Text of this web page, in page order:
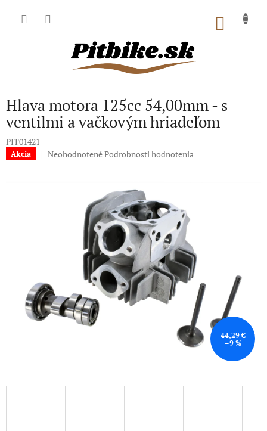
Hlava motora 125cc 54,00mm - s
ventilmi a vačkovým hriadeľom
PIT01421
Akcia
Priemerné
hviezdičiek.
NeohodnotenéPodrobnosti hodnotenia
44,29 €
–9 %